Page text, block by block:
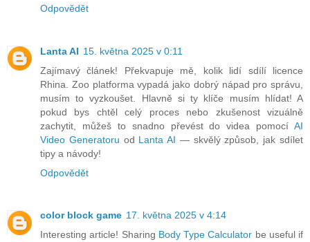
Odpovědět
Lanta AI 15. května 2025 v 0:11
Zajímavý článek! Překvapuje mě, kolik lidí sdílí licence
Rhina. Zoo platforma vypadá jako dobrý nápad pro správu,
musím to vyzkoušet. Hlavně si ty klíče musím hlídat! A
pokud bys chtěl celý proces nebo zkušenost vizuálně
zachytit, můžeš to snadno převést do videa pomocí AI
Video Generatoru od Lanta AI — skvělý způsob, jak sdílet
tipy a návody!
Odpovědět
color block game 17. května 2025 v 4:14
Interesting article! Sharing Body Type Calculator be useful if